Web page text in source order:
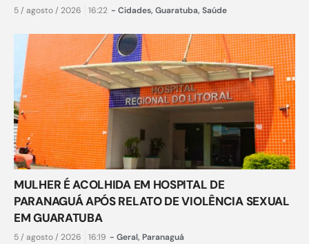
5 / agosto / 2026 16:22 - Cidades, Guaratuba, Saúde
MULHER É ACOLHIDA EM HOSPITAL DE
PARANAGUÁ APÓS RELATO DE VIOLÊNCIA SEXUAL
EM GUARATUBA
5 / agosto / 2026 16:19 - Geral, Paranaguá